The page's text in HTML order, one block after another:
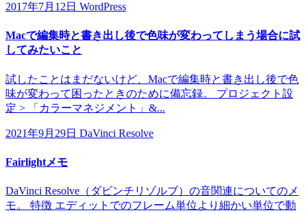
2017年7月12日 WordPress
Macで編集時と書き出し後で色味が変わってしまう場合に試
してみたいこと
試したことはまだないけど、Macで編集時と書き出し後で色
味が変わって困ったときのために備忘録。 プロジェクト設
定 > 「カラーマネジメント」&...
2021年9月29日 DaVinci Resolve
Fairlightメモ
DaVinci Resolve（ダビンチリゾルブ）の音関連についてのメ
モ。 特徴 エディットでのフレーム単位より細かい単位で動